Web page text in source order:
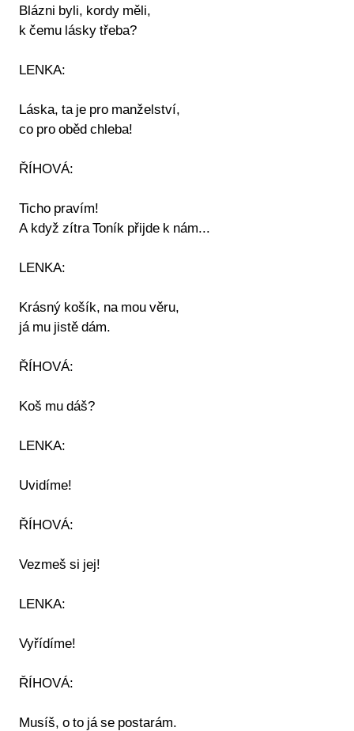
Blázni byli, kordy měli,
k čemu lásky třeba?
LENKA:
Láska, ta je pro manželství,
co pro oběd chleba!
ŘÍHOVÁ:
Ticho pravím!
A když zítra Toník přijde k nám...
LENKA:
Krásný košík, na mou věru,
já mu jistě dám.
ŘÍHOVÁ:
Koš mu dáš?
LENKA:
Uvidíme!
ŘÍHOVÁ:
Vezmeš si jej!
LENKA:
Vyřídíme!
ŘÍHOVÁ:
Musíš, o to já se postarám.